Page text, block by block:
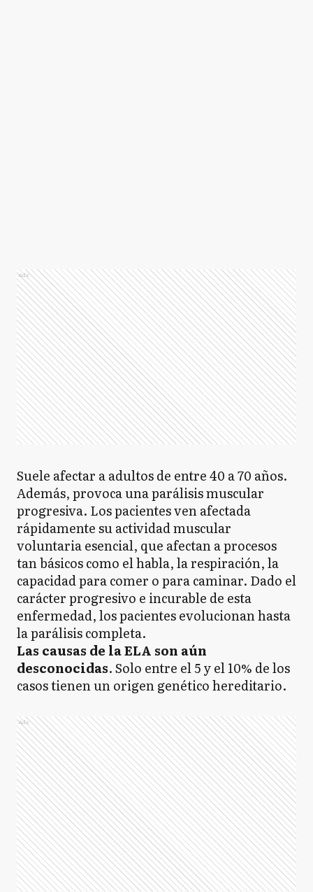
Ads
Suele afectar a adultos de entre 40 a 70 años.
Además, provoca una parálisis muscular
progresiva. Los pacientes ven afectada
rápidamente su actividad muscular
voluntaria esencial, que afectan a procesos
tan básicos como el habla, la respiración, la
capacidad para comer o para caminar. Dado el
carácter progresivo e incurable de esta
enfermedad, los pacientes evolucionan hasta
la parálisis completa.
Las causas de la ELA son aún
desconocidas. Solo entre el 5 y el 10% de los
casos tienen un origen genético hereditario.
Ads